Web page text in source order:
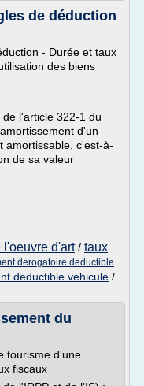
de déduction
- Durée et taux
des biens
l'article 322-1 du
d'un
amortissable, c'est-à-
de sa valeur
d'art/ taux
derogatoire deductible
deductible vehicule /
du
tourisme d'une
fiscaux